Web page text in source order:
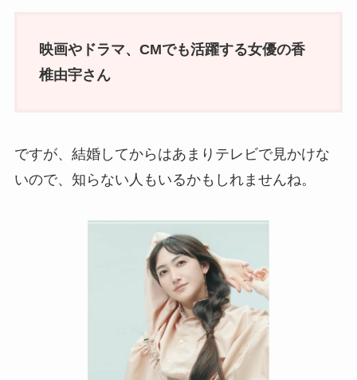
映画やドラマ、CMでも活躍する女優の香
椎由宇さん
ですが、結婚してからはあまりテレビで見かけな
いので、知らない人もいるかもしれませんね。